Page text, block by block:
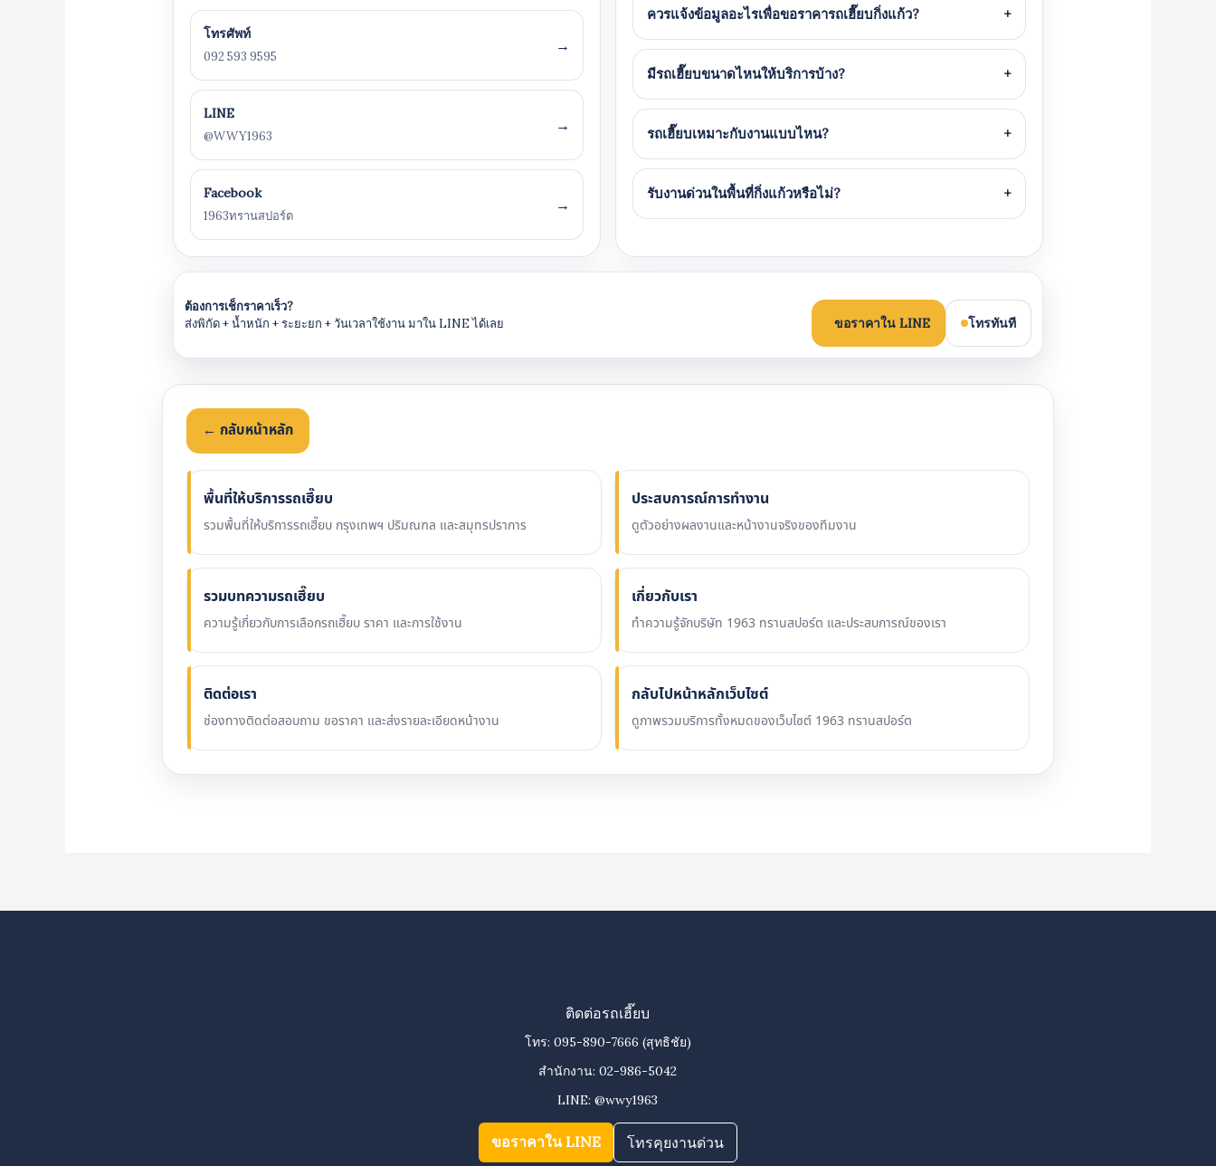
โทรศัพท์
092 593 9595
→
LINE
@WWY1963
→
Facebook
1963ทรานสปอร์ต
→
ควรแจ้งข้อมูลอะไรเพื่อขอราคารถเฮี๊ยบกิ่งแก้ว? +
มีรถเฮี๊ยบขนาดไหนให้บริการบ้าง? +
รถเฮี๊ยบเหมาะกับงานแบบไหน? +
รับงานด่วนในพื้นที่กิ่งแก้วหรือไม่? +
ต้องการเช็กราคาเร็ว?
ส่งพิกัด + น้ำหนัก + ระยะยก + วันเวลาใช้งาน มาใน LINE ได้เลย
ขอราคาใน LINE โทรทันที
← กลับหน้าหลัก
พื้นที่ให้บริการรถเฮี๊ยบ
รวมพื้นที่ให้บริการรถเฮี๊ยบ กรุงเทพฯ ปริมณฑล และสมุทรปราการ
ประสบการณ์การทำงาน
ดูตัวอย่างผลงานและหน้างานจริงของทีมงาน
รวมบทความรถเฮี๊ยบ
ความรู้เกี่ยวกับการเลือกรถเฮี๊ยบ ราคา และการใช้งาน
เกี่ยวกับเรา
ทำความรู้จักบริษัท 1963 ทรานสปอร์ต และประสบการณ์ของเรา
ติดต่อเรา
ช่องทางติดต่อสอบถาม ขอราคา และส่งรายละเอียดหน้างาน
กลับไปหน้าหลักเว็บไซต์
ดูภาพรวมบริการทั้งหมดของเว็บไซต์ 1963 ทรานสปอร์ต
ติดต่อรถเฮี๊ยบ
โทร: 095-890-7666 (สุทธิชัย)
สำนักงาน:02-986-5042
LINE:@wwy1963
ขอราคาใน LINE โทรคุยงานด่วน